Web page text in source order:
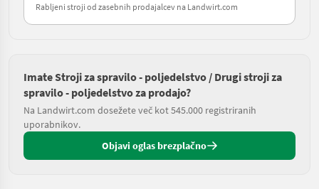
Rabljeni stroji od zasebnih prodajalcev na Landwirt.com
Imate Stroji za spravilo - poljedelstvo / Drugi stroji za
spravilo - poljedelstvo za prodajo?
Na Landwirt.com dosežete več kot 545.000 registriranih
uporabnikov.
Objavi oglas brezplačno